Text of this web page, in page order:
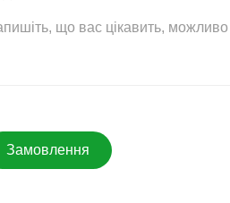
Замовлення